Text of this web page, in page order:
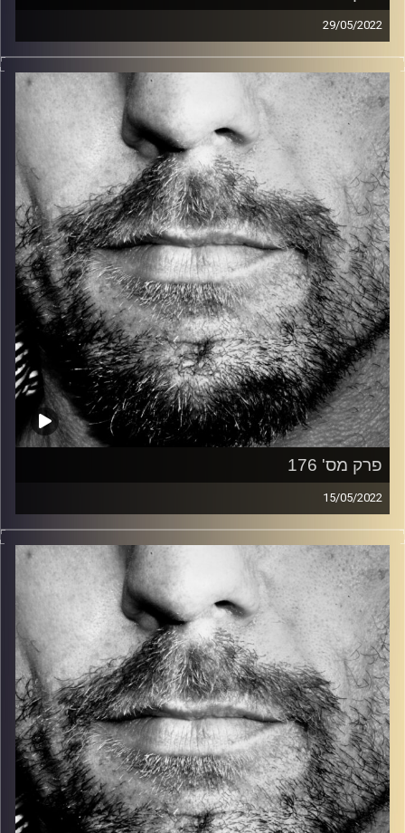
29/05/2022
זיפים, מוזיקה מחוספסת של הופעות חיות. הרבה ג'אם, רוק,
בלוז, bluegrass, ג'אז, Fאנק, פרוגרסיב ואפילו אלקטרוניקה.
כל מה שחי, אמיתי ונושם.
עם שמוליק רגב.
קרדיט תמונות: David Goehring
פרק מס' 176
15/05/2022
זיפים, מוזיקה מחוספסת של הופעות חיות. הרבה ג'אם, רוק,
בלוז, bluegrass, ג'אז, Fאנק, פרוגרסיב ואפילו אלקטרוניקה.
כל מה שחי, אמיתי ונושם.
עם שמוליק רגב.
קרדיט תמונות: David Goehring